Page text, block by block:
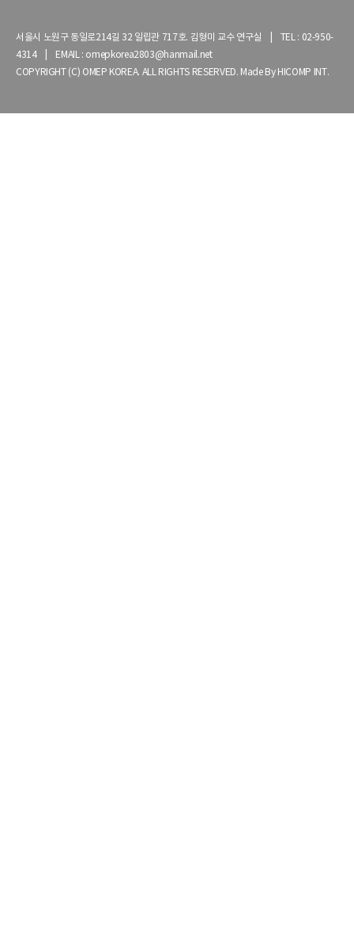
서울시 노원구 동일로214길 32 일립관 717호. 김형미 교수 연구실 | TEL : 02-950-
4314 | EMAIL : omepkorea2803@hanmail.net
COPYRIGHT (C) OMEP KOREA. ALL RIGHTS RESERVED. Made By HICOMP INT.